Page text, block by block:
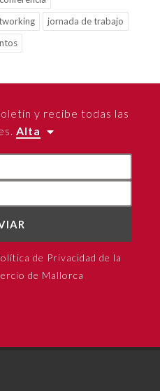
jornada de trabajo
y recibe todas las
Alta
de Privacidad de la
de Mallorca